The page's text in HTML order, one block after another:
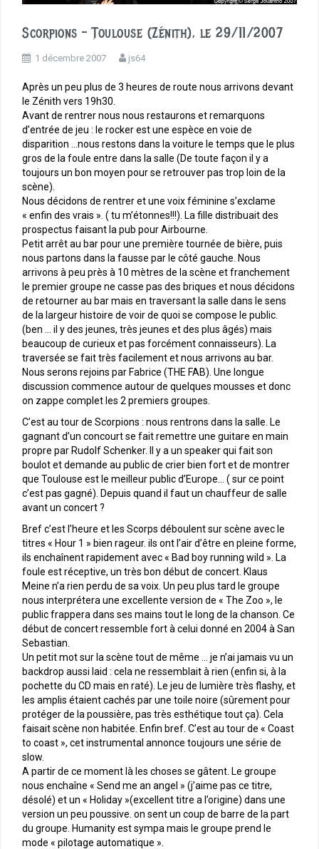
Scorpions – Toulouse (Zénith), le 29/11/2007
1 décembre 2007 js64
Après un peu plus de 3 heures de route nous arrivons devant
le Zénith vers 19h30.
Avant de rentrer nous nous restaurons et remarquons
d’entrée de jeu : le rocker est une espèce en voie de
disparition …nous restons dans la voiture le temps que le plus
gros de la foule entre dans la salle (De toute façon il y a
toujours un bon moyen pour se retrouver pas trop loin de la
scène).
Nous décidons de rentrer et une voix féminine s’exclame
« enfin des vrais ». ( tu m’étonnes!!!). La fille distribuait des
prospectus faisant la pub pour Airbourne.
Petit arrêt au bar pour une première tournée de bière, puis
nous partons dans la fausse par le côté gauche. Nous
arrivons à peu près à 10 mètres de la scène et franchement
le premier groupe ne casse pas des briques et nous décidons
de retourner au bar mais en traversant la salle dans le sens
de la largeur histoire de voir de quoi se compose le public.
(ben … il y des jeunes, très jeunes et des plus âgés) mais
beaucoup de curieux et pas forcément connaisseurs). La
traversée se fait très facilement et nous arrivons au bar.
Nous serons rejoins par Fabrice (THE FAB). Une longue
discussion commence autour de quelques mousses et donc
on zappe complet les 2 premiers groupes.
C’est au tour de Scorpions : nous rentrons dans la salle. Le
gagnant d’un concourt se fait remettre une guitare en main
propre par Rudolf Schenker. Il y a un speaker qui fait son
boulot et demande au public de crier bien fort et de montrer
que Toulouse est le meilleur public d’Europe… ( sur ce point
c’est pas gagné). Depuis quand il faut un chauffeur de salle
avant un concert ?
Bref c’est l’heure et les Scorps déboulent sur scène avec le
titres « Hour 1 » bien rageur. ils ont l’air d’être en pleine forme,
ils enchaînent rapidement avec « Bad boy running wild ». La
foule est réceptive, un très bon début de concert. Klaus
Meine n’a rien perdu de sa voix. Un peu plus tard le groupe
nous interprétera une excellente version de « The Zoo », le
public frappera dans ses mains tout le long de la chanson. Ce
début de concert ressemble fort à celui donné en 2004 à San
Sebastian.
Un petit mot sur la scène tout de même … je n’ai jamais vu un
backdrop aussi laid : cela ne ressemblait à rien (enfin si, à la
pochette du CD mais en raté). Le jeu de lumière très flashy, et
les amplis étaient cachés par une toile noire (sûrement pour
protéger de la poussière, pas très esthétique tout ça). Cela
faisait scène non habitée. Enfin bref. C’est au tour de « Coast
to coast », cet instrumental annonce toujours une série de
slow.
A partir de ce moment là les choses se gâtent. Le groupe
nous enchaîne « Send me an angel » (j’aime pas ce titre,
désolé) et un « Holiday »(excellent titre a l’origine) dans une
version un peu poussive. on sent un coup de barre de la part
du groupe. Humanity est sympa mais le groupe prend le
mode « pilotage automatique ».